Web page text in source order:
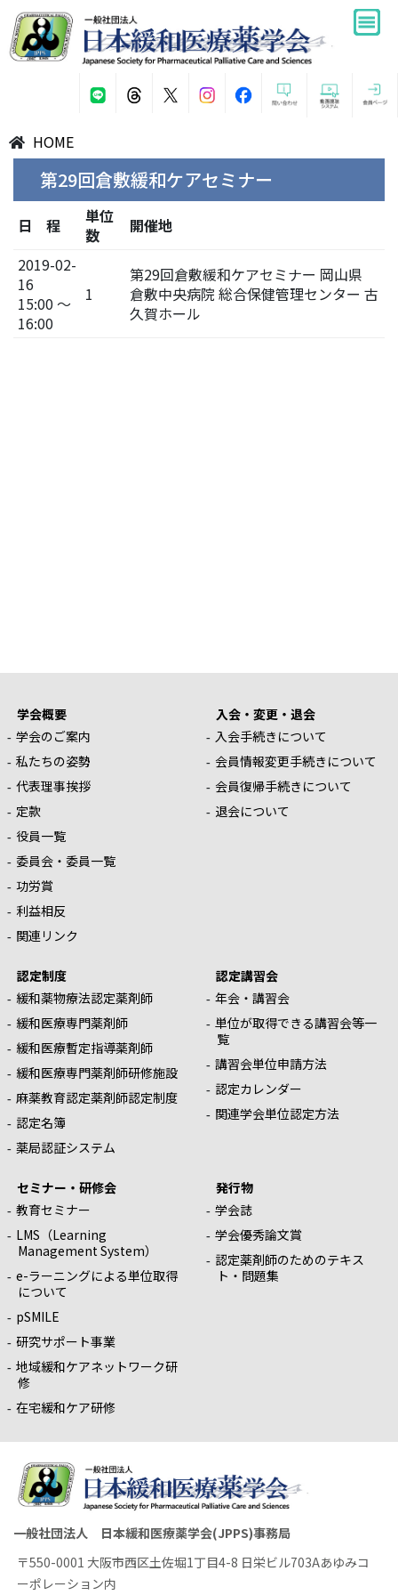
HOME
第29回倉敷緩和ケアセミナー
日 程
単位
数
開催地
2019-02-
16
15:00 ～
16:00
1
第29回倉敷緩和ケアセミナー 岡山県
倉敷中央病院 総合保健管理センター 古
久賀ホール
学会概要
学会のご案内
私たちの姿勢
代表理事挨拶
定款
役員一覧
委員会・委員一覧
功労賞
利益相反
関連リンク
入会・変更・退会
入会手続きについて
会員情報変更手続きについて
会員復帰手続きについて
退会について
認定制度
緩和薬物療法認定薬剤師
緩和医療専門薬剤師
緩和医療暫定指導薬剤師
緩和医療専門薬剤師研修施設
麻薬教育認定薬剤師認定制度
認定名簿
薬局認証システム
認定講習会
年会・講習会
単位が取得できる講習会等一
覧
講習会単位申請方法
認定カレンダー
関連学会単位認定方法
セミナー・研修会
教育セミナー
LMS（Learning
Management System）
e-ラーニングによる単位取得
について
pSMILE
研究サポート事業
地域緩和ケアネットワーク研
修
在宅緩和ケア研修
発行物
学会誌
学会優秀論文賞
認定薬剤師のためのテキス
ト・問題集
一般社団法人 日本緩和医療薬学会(JPPS)事務局
〒550-0001 大阪市西区土佐堀1丁目4-8 日栄ビル703Aあゆみコ
ーポレーション内